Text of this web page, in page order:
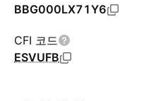
BBG000LX71Y6
CFI 코드
ESVUFB